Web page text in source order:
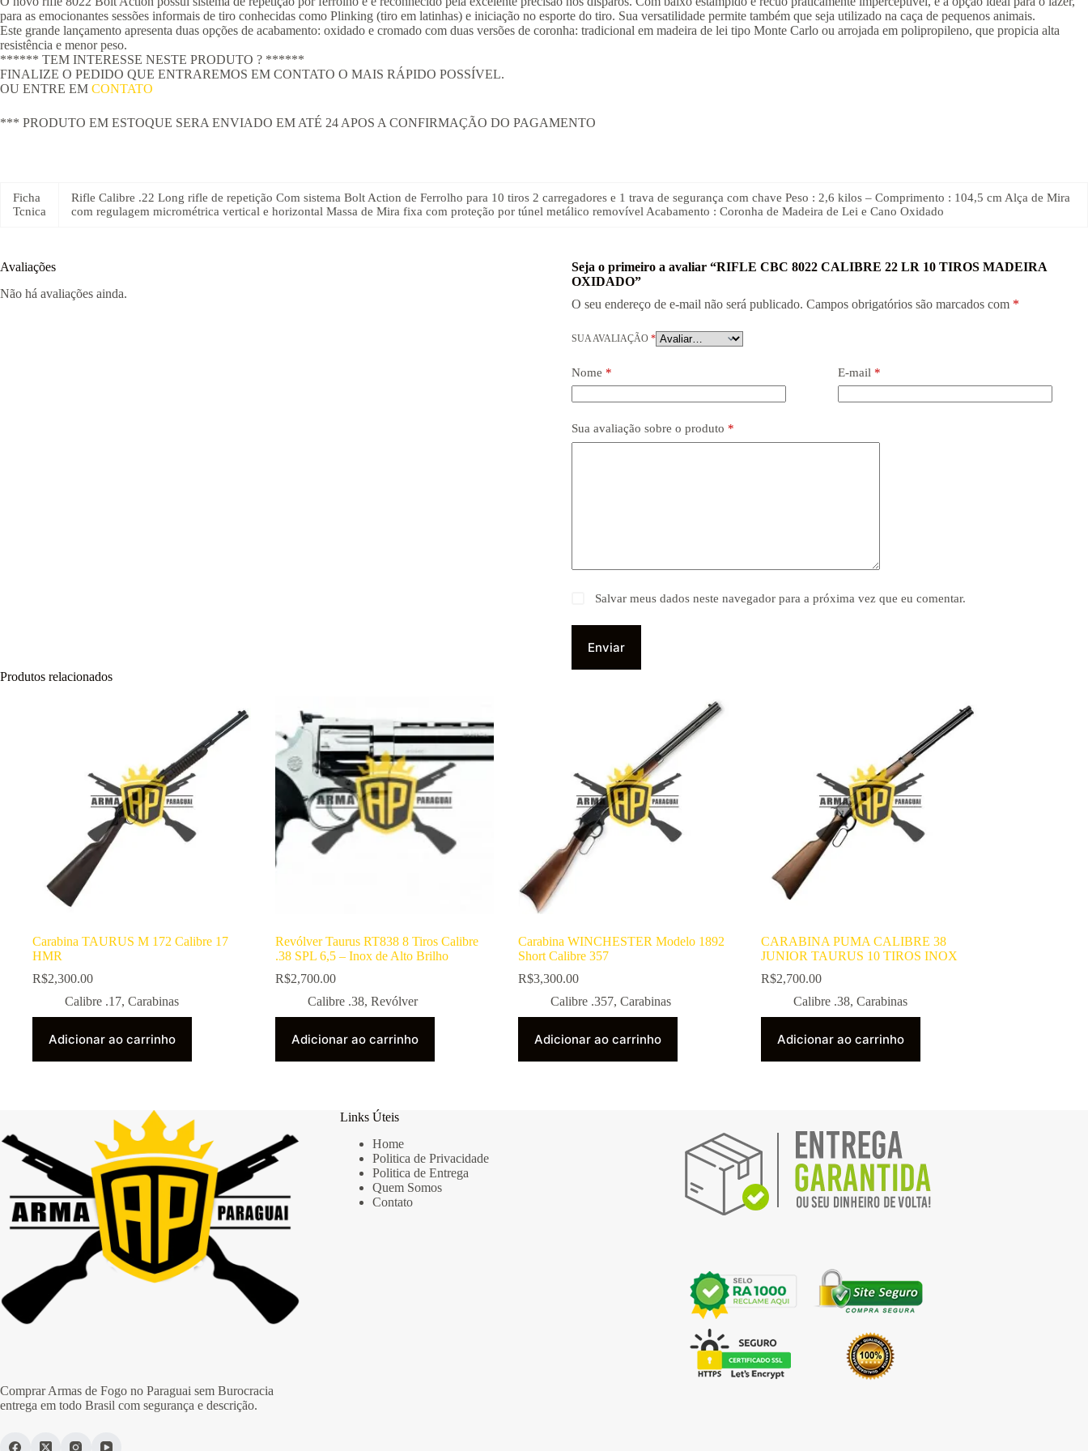
para as emocionantes sessões informais de tiro conhecidas como Plinking (tiro em latinhas) e iniciação no esporte do tiro. Sua versatilidade permite também que seja utilizado na caça de pequenos animais.
Este grande lançamento apresenta duas opções de acabamento: oxidado e cromado com duas versões de coronha: tradicional em madeira de lei tipo Monte Carlo ou arrojada em polipropileno, que propicia alta
resistência e menor peso.
****** TEM INTERESSE NESTE PRODUTO ? ******
FINALIZE O PEDIDO QUE ENTRAREMOS EM CONTATO O MAIS RÁPIDO POSSÍVEL.
OU ENTRE EM CONTATO
*** PRODUTO EM ESTOQUE SERA ENVIADO EM ATÉ 24 APOS A CONFIRMAÇÃO DO PAGAMENTO
Ficha
Tcnica
Rifle Calibre .22 Long rifle de repetição Com sistema Bolt Action de Ferrolho para 10 tiros 2 carregadores e 1 trava de segurança com chave Peso : 2,6 kilos – Comprimento : 104,5 cm Alça de Mira
com regulagem micrométrica vertical e horizontal Massa de Mira fixa com proteção por túnel metálico removível Acabamento : Coronha de Madeira de Lei e Cano Oxidado
Avaliações
Não há avaliações ainda.
Seja o primeiro a avaliar “RIFLE CBC 8022 CALIBRE 22 LR 10 TIROS MADEIRA
OXIDADO”
O seu endereço de e-mail não será publicado. Campos obrigatórios são marcados com *
SUA AVALIAÇÃO *
Nome * E-mail *
Sua avaliação sobre o produto *
Salvar meus dados neste navegador para a próxima vez que eu comentar.
Enviar
Produtos relacionados
Carabina TAURUS M 172 Calibre 17
HMR
R$2,300.00
Calibre .17, Carabinas
Adicionar ao carrinho
Revólver Taurus RT838 8 Tiros Calibre
.38 SPL 6,5 – Inox de Alto Brilho
R$2,700.00
Calibre .38, Revólver
Adicionar ao carrinho
Carabina WINCHESTER Modelo 1892
Short Calibre 357
R$3,300.00
Calibre .357, Carabinas
Adicionar ao carrinho
CARABINA PUMA CALIBRE 38
JUNIOR TAURUS 10 TIROS INOX
R$2,700.00
Calibre .38, Carabinas
Adicionar ao carrinho
Comprar Armas de Fogo no Paraguai sem Burocracia
entrega em todo Brasil com segurança e descrição.
Links Úteis
Home
Politica de Privacidade
Politica de Entrega
Quem Somos
Contato